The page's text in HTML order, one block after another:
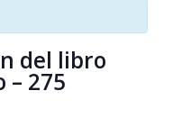
del libro
– 275